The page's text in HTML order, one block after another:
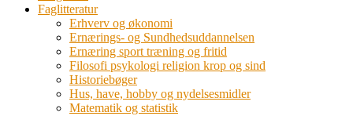
Faglitteratur
Erhverv og økonomi
Ernærings- og Sundhedsuddannelsen
Ernæring sport træning og fritid
Filosofi psykologi religion krop og sind
Historiebøger
Hus, have, hobby og nydelsesmidler
Matematik og statistik